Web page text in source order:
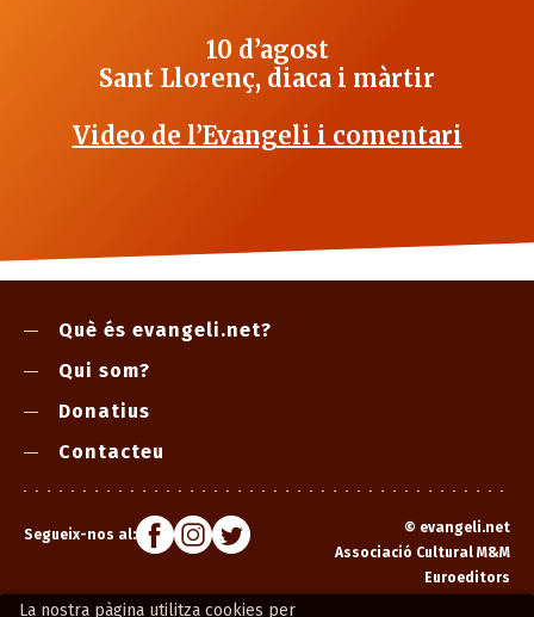
La nostra pàgina utilitza cookies per
10 d’agost
Sant Llorenç, diaca i màrtir
Video de l’Evangeli i comentari
Què és evangeli.net?
Qui som?
Donatius
Contacteu
Segueix-nos al: © evangeli.net
Associació Cultural M&M
Euroeditors